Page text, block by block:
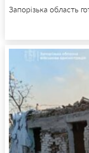
Запорізька область